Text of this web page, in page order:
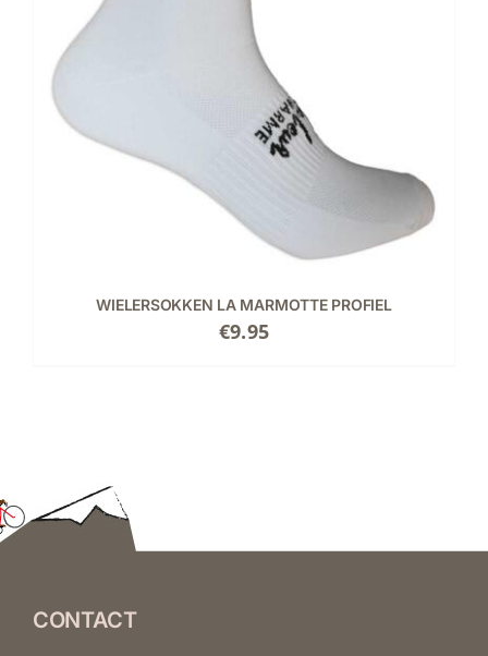
WIELERSOKKEN LA MARMOTTE PROFIEL
€9.95
CONTACT